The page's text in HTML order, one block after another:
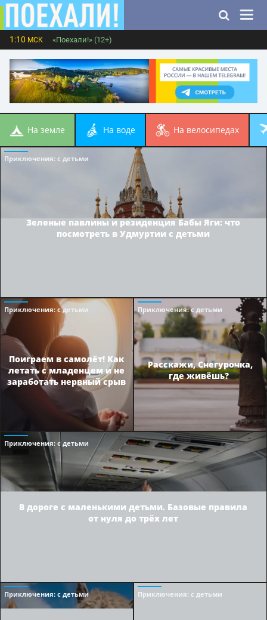
1:10 МСК «Поехали!» (12+)
на земле на воде на велосипедах
Приключения: с детьми
Зеленые павлины и резиденция Бабы Яги: что
посмотреть в Удмуртии с детьми
Приключения: с детьми
Поиграем в самолёт! Как
летать с младенцем и не
заработать нервный срыв
Приключения: с детьми
Расскажи, Снегурочка,
где живёшь?
Приключения: с детьми
В дороге с маленькими детьми. Базовые правила
от нуля до трёх лет
Приключения: с детьми Приключения: с детьми